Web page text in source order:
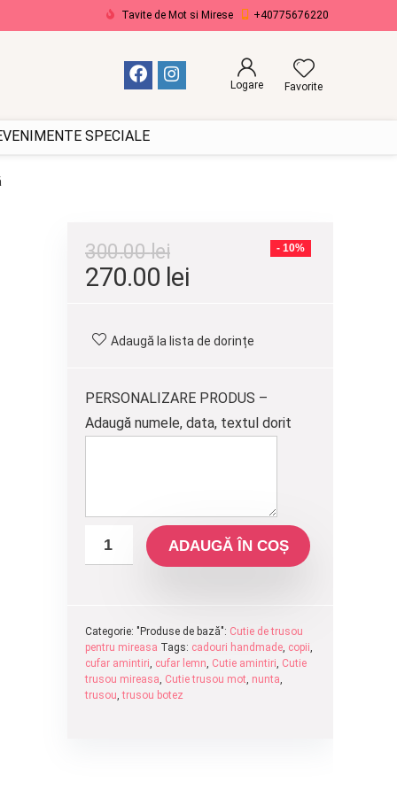
Tavite de Mot si Mirese +40775676220
Logare Favorite
SPECIALE
- 10%
300.00lei
Prețul
a
fost:
270.00 lei
270.00 lei.
Adaugă la lista de dorințe
PERSONALIZARE PRODUS –
Adaugă numele, data, textul dorit
ADAUGĂ ÎN COȘ
Categorie: "Produse de bază": Cutie de trusou
pentru mireasa Tags: cadouri handmade, copii,
cufar amintiri, cufar lemn, Cutie amintiri, Cutie
trusou mireasa, Cutie trusou mot, nunta,
trusou,trusou botez